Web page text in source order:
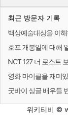
최근 방문자 기록
백상예술대상을 이
호프 개봉일에 대해
NCT 127 더 로스트
영화 마이클을 재미
굿바이 싱글 배우들
위키티비 ©